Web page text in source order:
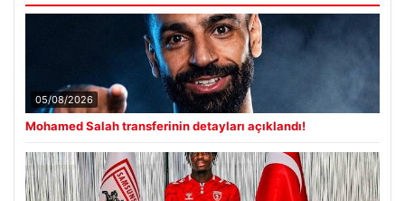
05/08/2026
Mohamed Salah transferinin detayları açıklandı!